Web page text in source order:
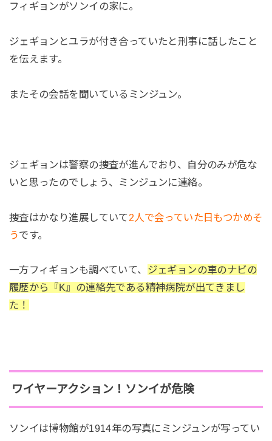
フィギョンがソンイの家に。
ジェギョンとユラが付き合っていたと刑事に話したこと
を伝えます。
またその会話を聞いているミンジュン。
ジェギョンは警察の捜査が進んでおり、自分のみが危な
いと思ったのでしょう、ミンジュンに連絡。
捜査はかなり進展していて2人で会っていた日もつかめそ
うです。
一方フィギョンも調べていて、 ジェギョンの車のナビの
履歴から『K』の連絡先である精神病院が出てきまし
た！
ワイヤーアクション！ソンイが危険
ソンイは博物館が1914年の写真にミンジュンが写ってい